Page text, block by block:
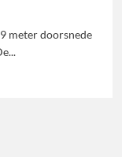
meter doorsnede